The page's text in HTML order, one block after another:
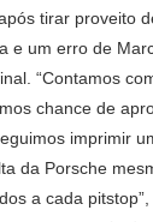
tirar proveito
e um erro de
“Contamos
chance de
imprimir
da Porsche
a cada